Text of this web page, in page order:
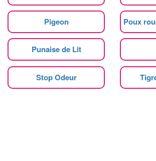
Pigeon Poux
Punaise de Lit
Stop Odeur